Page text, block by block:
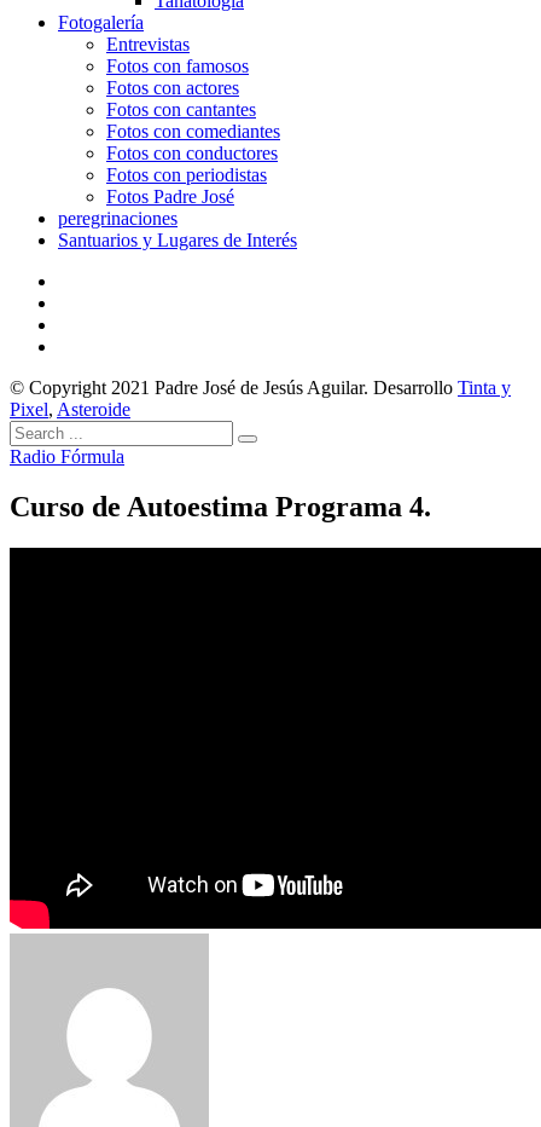
Fotogalería
Entrevistas
Fotos con famosos
Fotos con actores
Fotos con cantantes
Fotos con comediantes
Fotos con conductores
Fotos con periodistas
Fotos Padre José
peregrinaciones
Santuarios y Lugares de Interés
© Copyright 2021 Padre José de Jesús Aguilar. Desarrollo Tinta y
Pixel, Asteroide
Radio Fórmula
Curso de Autoestima Programa 4.